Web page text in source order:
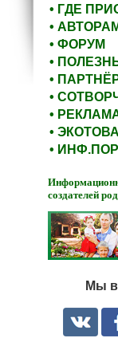
• ГДЕ
•
• ФОРУМ
•
•
•
•
•
•
создателей
Мы в